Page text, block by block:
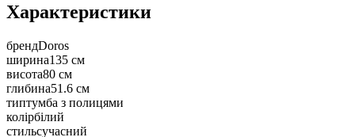
Характеристики
брендDoros
ширина135 см
висота80 см
глибина51.6 см
типтумба з полицями
колірбілий
стильсучасний